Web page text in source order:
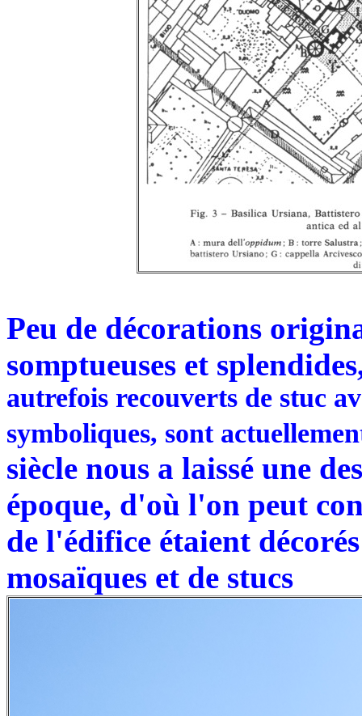
Peu de décorations
somptueuses et
autrefois recouverts de stuc
symboliques, sont
siècle nous a laissé une
époque, d'où l'on peut
de l'édifice étaient
mosaïques et de stucs